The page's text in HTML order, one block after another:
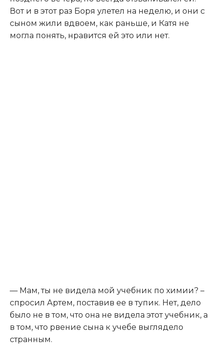
Вот и в этот раз Боря улетел на неделю, и они с
сыном жили вдвоем, как раньше, и Катя не
могла понять, нравится ей это или нет.​
​— Мам, ты не видела мой учебник по химии? –
спросил Артем, поставив ее в тупик. Нет, дело
было не в том, что она не видела этот учебник, а
в том, что рвение сына к учебе выглядело
странным.​